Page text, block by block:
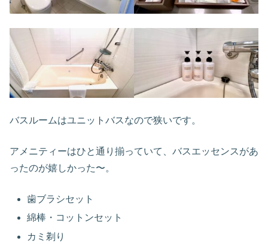
バスルームはユニットバスなので狭いです。
アメニティーはひと通り揃っていて、バスエッセンスがあ
ったのが嬉しかった〜。
歯ブラシセット
綿棒・コットンセット
カミ剃り